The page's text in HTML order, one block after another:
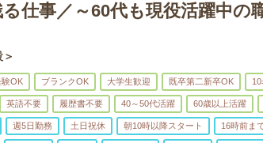
仕事／～60代も現役活躍中の
OK ブランクOK 大学生歓迎 既卒第二新卒OK
英語不要 履歴書不要 40～50代活躍 60歳以上活躍
週5日勤務 土日祝休 朝10時以降スタート 16時前ま